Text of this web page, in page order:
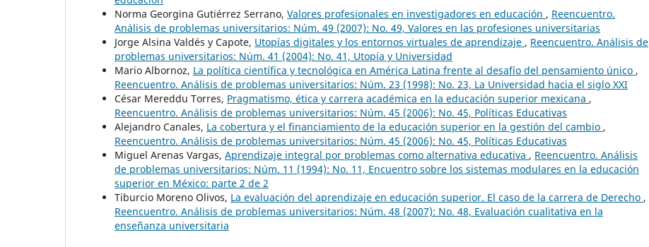
Norma Georgina Gutiérrez Serrano, Valores profesionales en investigadores en educación , Reencuentro.
Análisis de problemas universitarios: Núm. 49 (2007): No. 49, Valores en las profesiones universitarias
Jorge Alsina Valdés y Capote, Utopías digitales y los entornos virtuales de aprendizaje , Reencuentro. Análisis de
problemas universitarios: Núm. 41 (2004): No. 41, Utopía y Universidad
Mario Albornoz, La política científica y tecnológica en América Latina frente al desafío del pensamiento único ,
Reencuentro. Análisis de problemas universitarios: Núm. 23 (1998): No. 23, La Universidad hacia el siglo XXI
César Mereddu Torres, Pragmatismo, ética y carrera académica en la educación superior mexicana ,
Reencuentro. Análisis de problemas universitarios: Núm. 45 (2006): No. 45, Políticas Educativas
Alejandro Canales, La cobertura y el financiamiento de la educación superior en la gestión del cambio ,
Reencuentro. Análisis de problemas universitarios: Núm. 45 (2006): No. 45, Políticas Educativas
Miguel Arenas Vargas, Aprendizaje integral por problemas como alternativa educativa , Reencuentro. Análisis
de problemas universitarios: Núm. 11 (1994): No. 11, Encuentro sobre los sistemas modulares en la educación
superior en México: parte 2 de 2
Tiburcio Moreno Olivos, La evaluación del aprendizaje en educación superior. El caso de la carrera de Derecho ,
Reencuentro. Análisis de problemas universitarios: Núm. 48 (2007): No. 48, Evaluación cualitativa en la
enseñanza universitaria